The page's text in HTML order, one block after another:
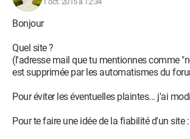
Bonjour
Quel site ?
(l'adresse mail que tu mentionnes comme
est supprimée par les automatismes du
Pour éviter les éventuelles plaintes... j'ai
Pour te faire une idée de la fiabilité d'un site :